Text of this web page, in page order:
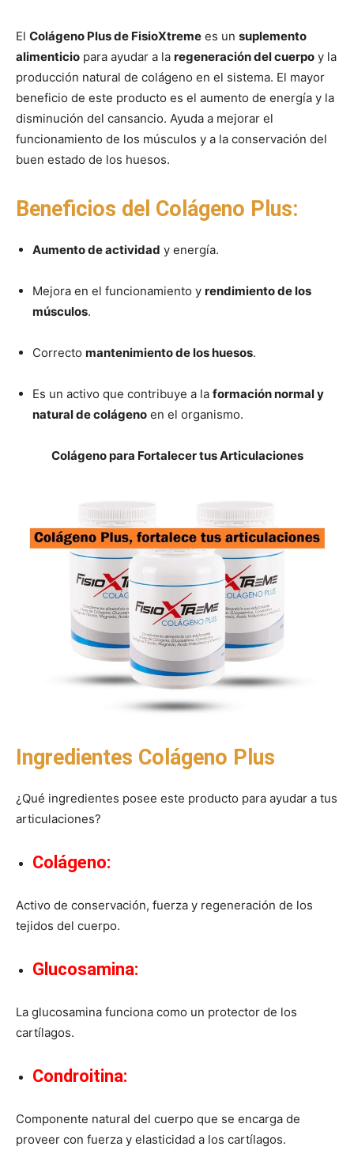
El Colágeno Plus de FisioXtreme es un suplemento
alimenticio para ayudar a la regeneración del cuerpo y la
producción natural de colágeno en el sistema. El mayor
beneficio de este producto es el aumento de energía y la
disminución del cansancio. Ayuda a mejorar el
funcionamiento de los músculos y a la conservación del
buen estado de los huesos.
Beneficios del Colágeno Plus:
Aumento de actividad y energía.
Mejora en el funcionamiento y rendimiento de los
músculos.
Correcto mantenimiento de los huesos.
Es un activo que contribuye a la formación normal y
natural de colágeno en el organismo.
Colágeno para Fortalecer tus Articulaciones
Ingredientes Colágeno Plus
¿Qué ingredientes posee este producto para ayudar a tus
articulaciones?
Colágeno:
Activo de conservación, fuerza y regeneración de los
tejidos del cuerpo.
Glucosamina:
La glucosamina funciona como un protector de los
cartílagos.
Condroitina:
Componente natural del cuerpo que se encarga de
proveer con fuerza y elasticidad a los cartílagos.